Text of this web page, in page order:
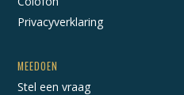
Privacyverklaring
MEEDOEN
Stel een vraag